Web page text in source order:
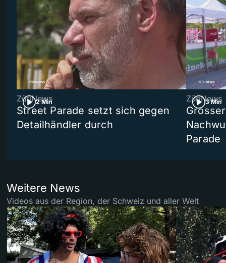
2 Min
ZüriNews
Street Parade setzt sich gegen
Detailhändler durch
3 Min
ZüriNews
Parade
Weitere News
Videos aus der Region, der Schweiz und aller Welt